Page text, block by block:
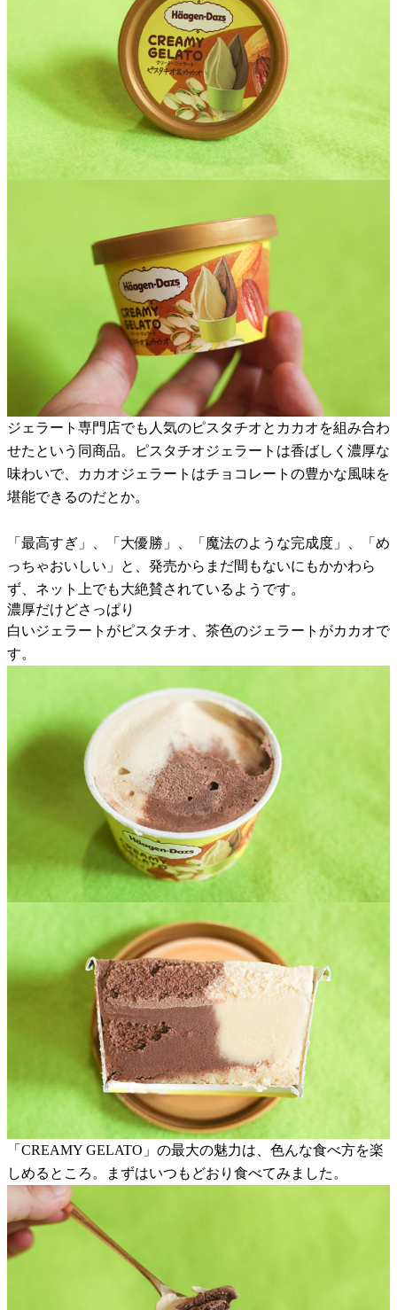
ジェラート専門店でも人気のピスタチオとカカオを組み合わ
せたという同商品。ピスタチオジェラートは香ばしく濃厚な
味わいで、カカオジェラートはチョコレートの豊かな風味を
堪能できるのだとか。
「最高すぎ」、「大優勝」、「魔法のような完成度」、「め
っちゃおいしい」と、発売からまだ間もないにもかかわら
ず、ネット上でも大絶賛されているようです。
濃厚だけどさっぱり
白いジェラートがピスタチオ、茶色のジェラートがカカオで
す。
「CREAMY GELATO」の最大の魅力は、色んな食べ方を楽
しめるところ。まずはいつもどおり食べてみました。